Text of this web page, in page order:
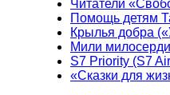
Читатели
Помощь детям
Крылья добра
Мили
S7 Priority (S7
«Сказки для